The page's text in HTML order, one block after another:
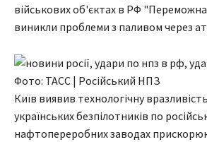
військових об'єктах в РФ "Переможна
виникли проблеми з паливом через
Фото: ТАСС | Російський НПЗ
Київ виявив технологічну
українських безпілотників по
нафтопереробних заводах